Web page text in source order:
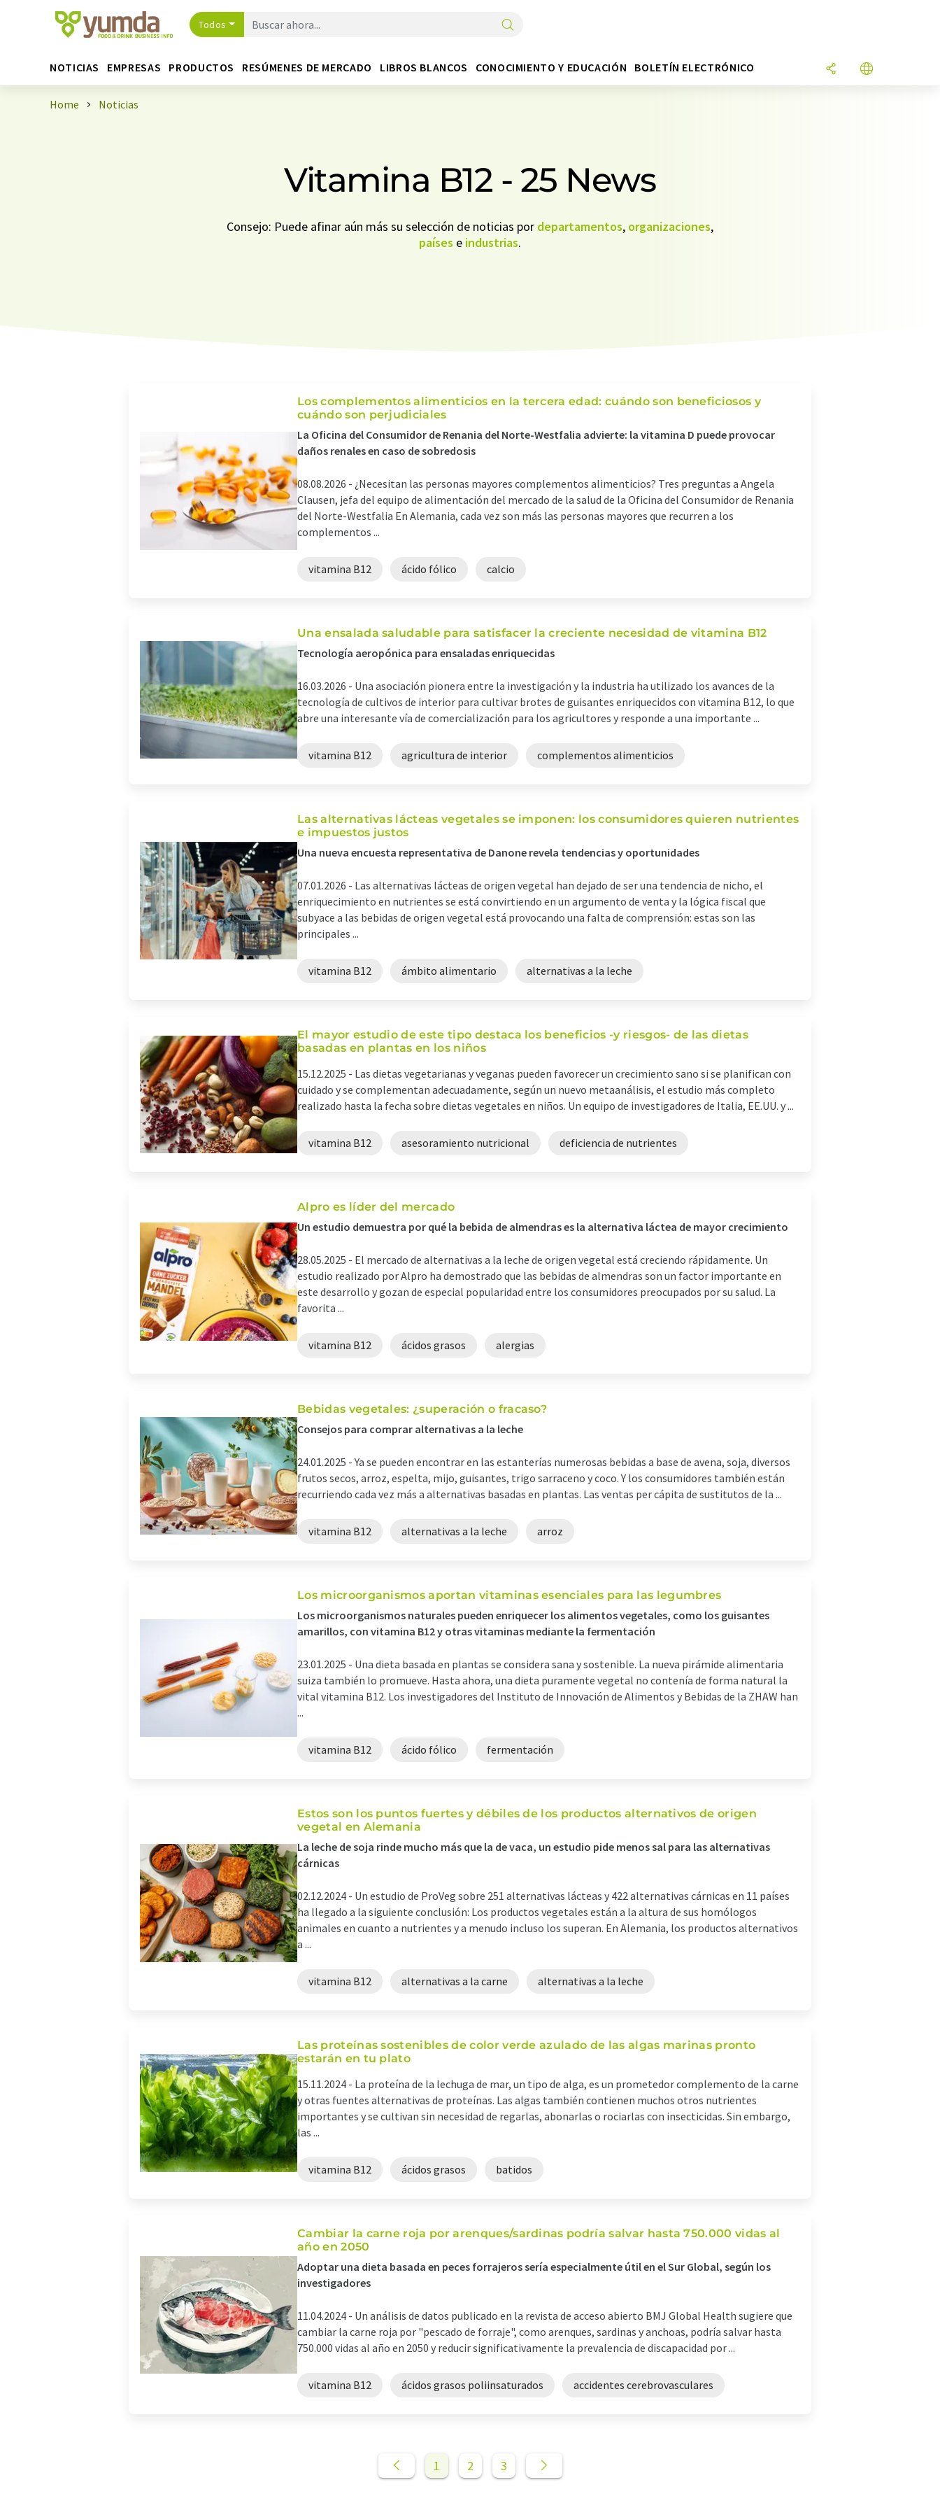
Todos
NOTICIAS EMPRESAS PRODUCTOS RESÚMENES DE MERCADO LIBROS BLANCOS CONOCIMIENTO Y EDUCACIÓN BOLETÍN ELECTRÓNICO
Home Noticias
Vitamina B12 - 25 News
Consejo: Puede afinar aún más su selección de noticias por departamentos, organizaciones,
países e industrias.
Los complementos alimenticios en la tercera edad: cuándo son beneficiosos y
cuándo son perjudiciales
La Oficina del Consumidor de Renania del Norte-Westfalia advierte: la vitamina D puede provocar
daños renales en caso de sobredosis
08.08.2026 - ¿Necesitan las personas mayores complementos alimenticios? Tres preguntas a Angela
Clausen, jefa del equipo de alimentación del mercado de la salud de la Oficina del Consumidor de Renania
del Norte-Westfalia En Alemania, cada vez son más las personas mayores que recurren a los
complementos ...
vitamina B12 ácido fólico calcio
Una ensalada saludable para satisfacer la creciente necesidad de vitamina B12
Tecnología aeropónica para ensaladas enriquecidas
16.03.2026 - Una asociación pionera entre la investigación y la industria ha utilizado los avances de la
tecnología de cultivos de interior para cultivar brotes de guisantes enriquecidos con vitamina B12, lo que
abre una interesante vía de comercialización para los agricultores y responde a una importante ...
vitamina B12 agricultura de interior complementos alimenticios
Las alternativas lácteas vegetales se imponen: los consumidores quieren nutrientes
e impuestos justos
Una nueva encuesta representativa de Danone revela tendencias y oportunidades
07.01.2026 - Las alternativas lácteas de origen vegetal han dejado de ser una tendencia de nicho, el
enriquecimiento en nutrientes se está convirtiendo en un argumento de venta y la lógica fiscal que
subyace a las bebidas de origen vegetal está provocando una falta de comprensión: estas son las
principales ...
vitamina B12 ámbito alimentario alternativas a la leche
El mayor estudio de este tipo destaca los beneficios -y riesgos- de las dietas
basadas en plantas en los niños
15.12.2025 - Las dietas vegetarianas y veganas pueden favorecer un crecimiento sano si se planifican con
cuidado y se complementan adecuadamente, según un nuevo metaanálisis, el estudio más completo
realizado hasta la fecha sobre dietas vegetales en niños. Un equipo de investigadores de Italia, EE.UU. y ...
vitamina B12 asesoramiento nutricional deficiencia de nutrientes
Alpro es líder del mercado
Un estudio demuestra por qué la bebida de almendras es la alternativa láctea de mayor crecimiento
28.05.2025 - El mercado de alternativas a la leche de origen vegetal está creciendo rápidamente. Un
estudio realizado por Alpro ha demostrado que las bebidas de almendras son un factor importante en
este desarrollo y gozan de especial popularidad entre los consumidores preocupados por su salud. La
favorita ...
vitamina B12 ácidos grasos alergias
Bebidas vegetales: ¿superación o fracaso?
Consejos para comprar alternativas a la leche
24.01.2025 -Ya se pueden encontrar en las estanterías numerosas bebidas a base de avena, soja, diversos
frutos secos, arroz, espelta, mijo, guisantes, trigo sarraceno y coco. Y los consumidores también están
recurriendo cada vez más a alternativas basadas en plantas. Las ventas per cápita de sustitutos de la ...
vitamina B12 alternativas a la leche arroz
Los microorganismos aportan vitaminas esenciales para las legumbres
Los microorganismos naturales pueden enriquecer los alimentos vegetales, como los guisantes
amarillos, con vitamina B12 y otras vitaminas mediante la fermentación
23.01.2025 - Una dieta basada en plantas se considera sana y sostenible. La nueva pirámide alimentaria
suiza también lo promueve. Hasta ahora, una dieta puramente vegetal no contenía de forma natural la
vital vitamina B12. Los investigadores del Instituto de Innovación de Alimentos y Bebidas de la ZHAW han
...
vitamina B12 ácido fólico fermentación
Estos son los puntos fuertes y débiles de los productos alternativos de origen
vegetal en Alemania
La leche de soja rinde mucho más que la de vaca, un estudio pide menos sal para las alternativas
cárnicas
02.12.2024 - Un estudio de ProVeg sobre 251 alternativas lácteas y 422 alternativas cárnicas en 11 países
ha llegado a la siguiente conclusión: Los productos vegetales están a la altura de sus homólogos
animales en cuanto a nutrientes y a menudo incluso los superan. En Alemania, los productos alternativos
a ...
vitamina B12 alternativas a la carne alternativas a la leche
Las proteínas sostenibles de color verde azulado de las algas marinas pronto
estarán en tu plato
15.11.2024 - La proteína de la lechuga de mar, un tipo de alga, es un prometedor complemento de la carne
y otras fuentes alternativas de proteínas. Las algas también contienen muchos otros nutrientes
importantes y se cultivan sin necesidad de regarlas, abonarlas o rociarlas con insecticidas. Sin embargo,
las ...
vitamina B12 ácidos grasos batidos
Cambiar la carne roja por arenques/sardinas podría salvar hasta 750.000 vidas al
año en 2050
Adoptar una dieta basada en peces forrajeros sería especialmente útil en el Sur Global, según los
investigadores
11.04.2024 - Un análisis de datos publicado en la revista de acceso abierto BMJ Global Health sugiere que
cambiar la carne roja por "pescado de forraje", como arenques, sardinas y anchoas, podría salvar hasta
750.000 vidas al año en 2050 y reducir significativamente la prevalencia de discapacidad por ...
vitamina B12 ácidos grasos poliinsaturados accidentes cerebrovasculares
1 2 3